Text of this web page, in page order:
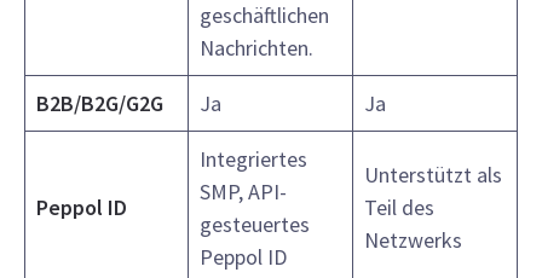
geschäftlichen
Nachrichten.
B2B/B2G/G2G Ja Ja
Peppol ID
Integriertes
SMP, API-
gesteuertes
Peppol ID
Unterstützt als
Teil des
Netzwerks